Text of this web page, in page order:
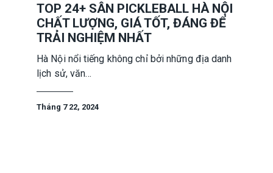
TOP 24+ SÂN PICKLEBALL HÀ NỘI
CHẤT LƯỢNG, GIÁ TỐT, ĐÁNG ĐỂ
TRẢI NGHIỆM NHẤT
Hà Nội nổi tiếng không chỉ bởi những địa danh
lịch sử, văn…
Tháng 7 22, 2024